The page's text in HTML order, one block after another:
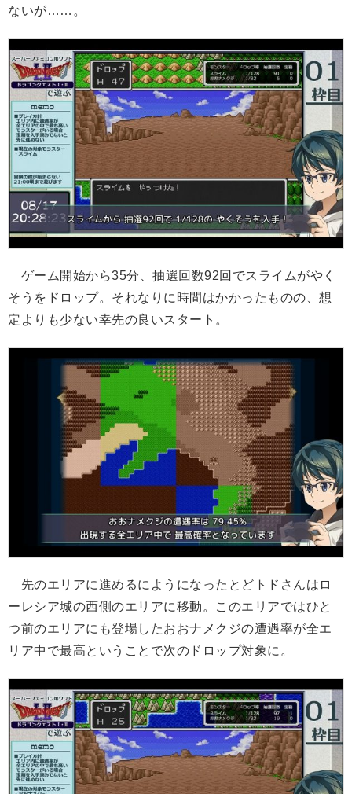
ないが……。
ゲーム開始から35分、抽選回数92回でスライムがやく
そうをドロップ。それなりに時間はかかったものの、想
定よりも少ない幸先の良いスタート。
先のエリアに進めるにようになったとどトドさんはロ
ーレシア城の西側のエリアに移動。このエリアではひと
つ前のエリアにも登場したおおナメクジの遭遇率が全エ
リア中で最高ということで次のドロップ対象に。